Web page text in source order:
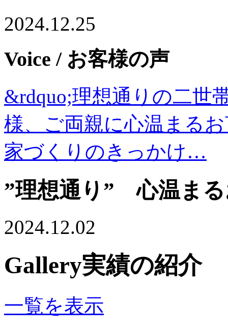
2024.12.25
Voice / お客様の声
&rdquo;理想通りの二世
様、ご両親に心温まる
家づくりのきっかけ…
”理想通り” 心温まる
2024.12.02
Gallery実績の紹介
一覧を表示